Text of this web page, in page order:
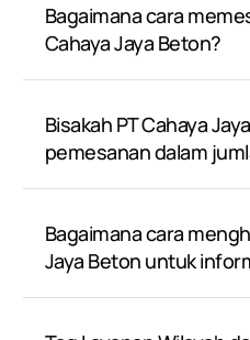
Bagaimana cara
Cahaya Jaya Beton?
Bisakah PT Cahaya
pemesanan dalam
Bagaimana cara
Jaya Beton untuk